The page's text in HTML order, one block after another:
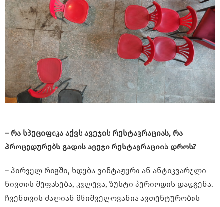
– რა სპეციფიკა აქვს ავეჯის რესტავრაციას, რა
პროცედურებს გადის ავეჯი რესტავრაციის დროს?
– პირველ რიგში, ხდება ვინტაჟური ან ანტიკვარული
ნივთის შეფასება, კვლევა, ზუსტი პერიოდის დადგენა.
ჩვენთვის ძალიან მნიშველოვანია ავთენტურობის